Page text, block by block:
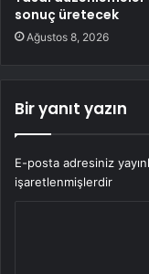
sonuç üretecek
Ağustos 8, 2026
Bir yanıt yazın
E-posta adresiniz
işaretlenmişlerdir